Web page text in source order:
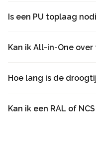
Presealer
Keuze uit meerdere
Is een PU toplaag
Kan ik All-in-One
Hoe lang is de
Kan ik een RAL of